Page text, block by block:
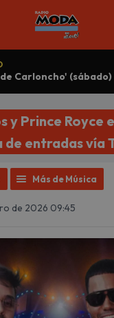
Carloncho' (sábado)
y Prince Royce
de entradas vía
Más de Música
de 2026 09:45